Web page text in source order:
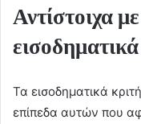
Αντίστοιχα
Τα εισοδηματικά
επίπεδα αυτών που